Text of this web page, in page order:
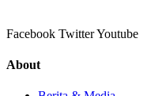
Facebook TwitterYoutube
About